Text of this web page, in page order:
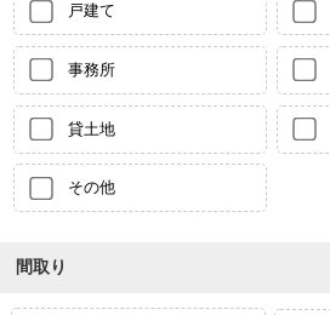
戸建て
事務所
貸土地
その他
間取り